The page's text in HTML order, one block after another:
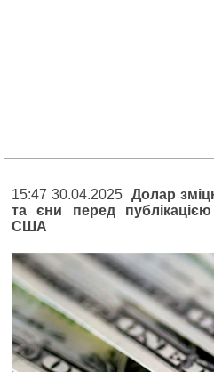
15:47 30.04.2025 Долар
та єни перед
США